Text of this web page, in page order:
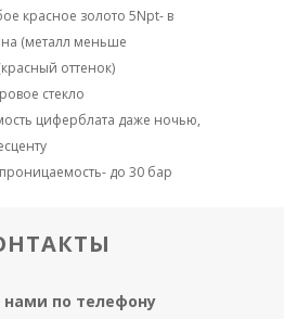
красное золото 5Npt- в
(металл меньше
оттенок)
стекло
циферблата даже ночью,
до 30 бар
нами по телефону